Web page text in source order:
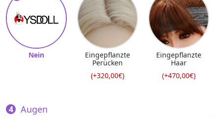
Nein
Eingepflanzte
Perücken
(+320,00€)
Eingepflanzte
Haar
(+470,00€)
Augen